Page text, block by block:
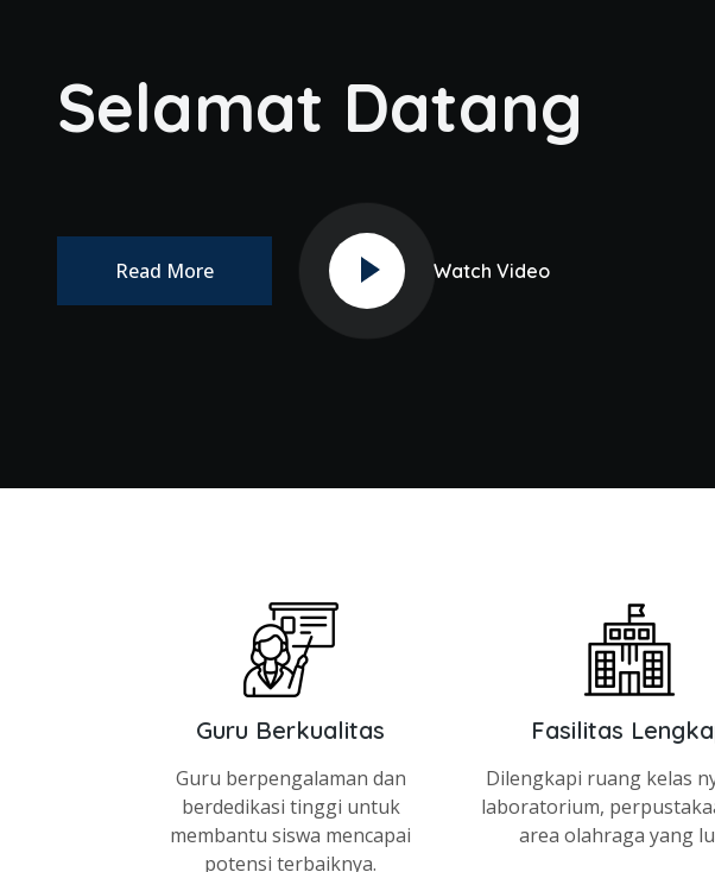
Selamat Datang
Read More Watch Video
Guru Berkualitas
Guru berpengalaman dan
berdedikasi tinggi untuk
membantu siswa mencapai
potensi terbaiknya.
Fasilitas
Dilengkapi ruang kelas
laboratorium,
area olahraga yang